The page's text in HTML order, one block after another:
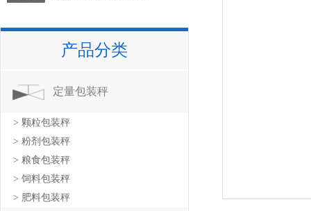
产品分类
定量包装秤
> 颗粒包装秤
> 粉剂包装秤
> 粮食包装秤
> 饲料包装秤
> 肥料包装秤